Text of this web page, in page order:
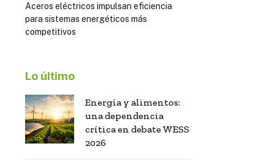
Aceros eléctricos impulsan eficiencia
para sistemas energéticos más
competitivos
Lo último
Energía y alimentos:
una dependencia
crítica en debate WESS
2026